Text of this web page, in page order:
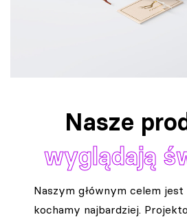
Nasze
wyglądają
Naszym głównym celem
kochamy najbardziej.